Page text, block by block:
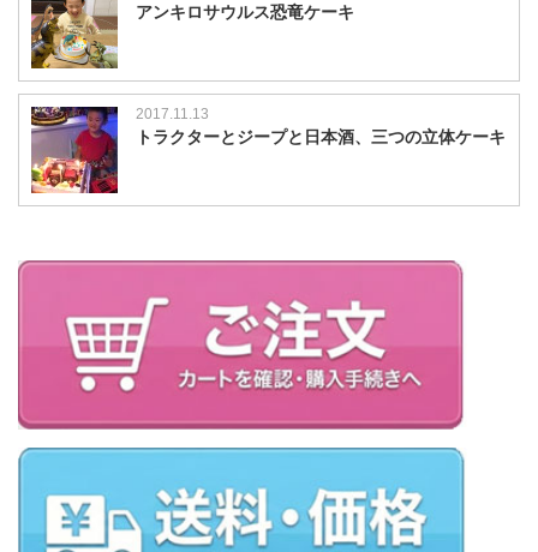
アンキロサウルス恐竜ケーキ
2017.11.13
トラクターとジープと日本酒、三つの立体ケーキ